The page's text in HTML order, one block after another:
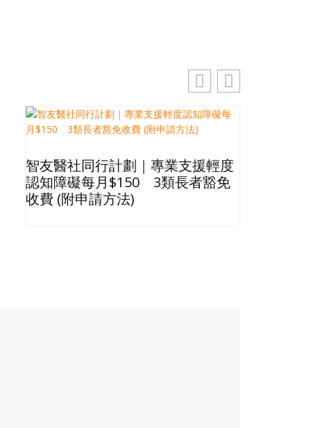
智友醫社同行計劃｜專業支援輕度
認知障礙每月$150 3類長者豁免
收費 (附申請方法)